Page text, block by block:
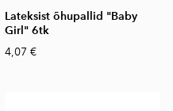
Lateksist õhupallid "Baby
Girl" 6tk
4,07 €